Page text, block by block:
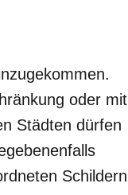
oder mit
Städten dürfen
Schildern